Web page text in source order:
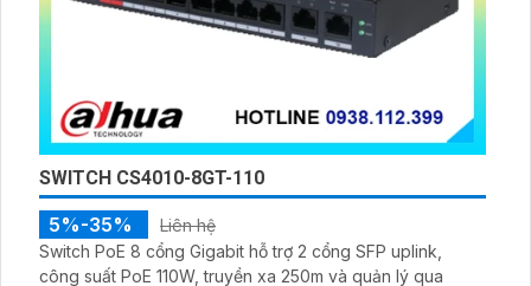
SWITCH CS4010-8GT-110
5%-35%
Liên hệ
Switch PoE 8 cổng Gigabit hỗ trợ 2 cổng SFP uplink,
công suất PoE 110W, truyền xa 250m và quản lý qua